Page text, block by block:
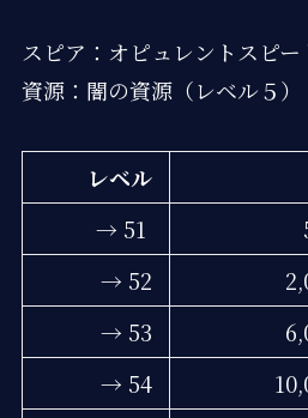
スピア：オピュレントスピー
資源：闇の資源（レベル５）
レベル
→ 51
→ 52
→ 53
→ 54